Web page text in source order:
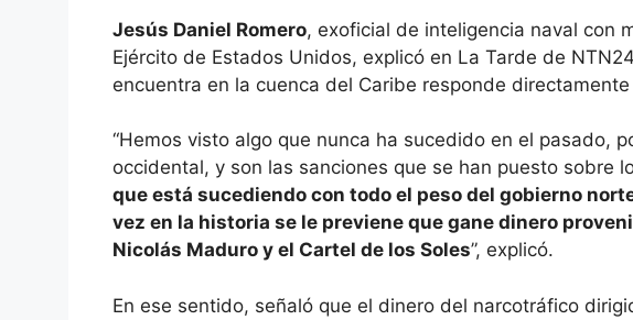
Jesús Daniel Romero, exoficial de inteligencia naval con
Ejército de Estados Unidos, explicó en La Tarde de
encuentra en la cuenca del Caribe responde
“Hemos visto algo que nunca ha sucedido en el pasado,
occidental, y son las sanciones que se han puesto sobre
que está sucediendo con todo el peso del gobierno
vez en la historia se le previene que gane dinero
Nicolás Maduro y el Cartel de los Soles”, explicó.
En ese sentido, señaló que el dinero del narcotráfico